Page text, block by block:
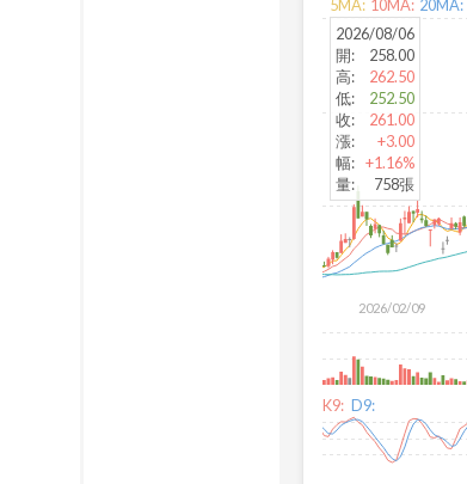
2026/02/09
2026/08/06
開:
258.00
高:
262.50
低:
252.50
收:
261.00
漲:
+3.00
幅: +1.16%
量: 758張
5MA: 10MA: 20MA:
K9: D9: